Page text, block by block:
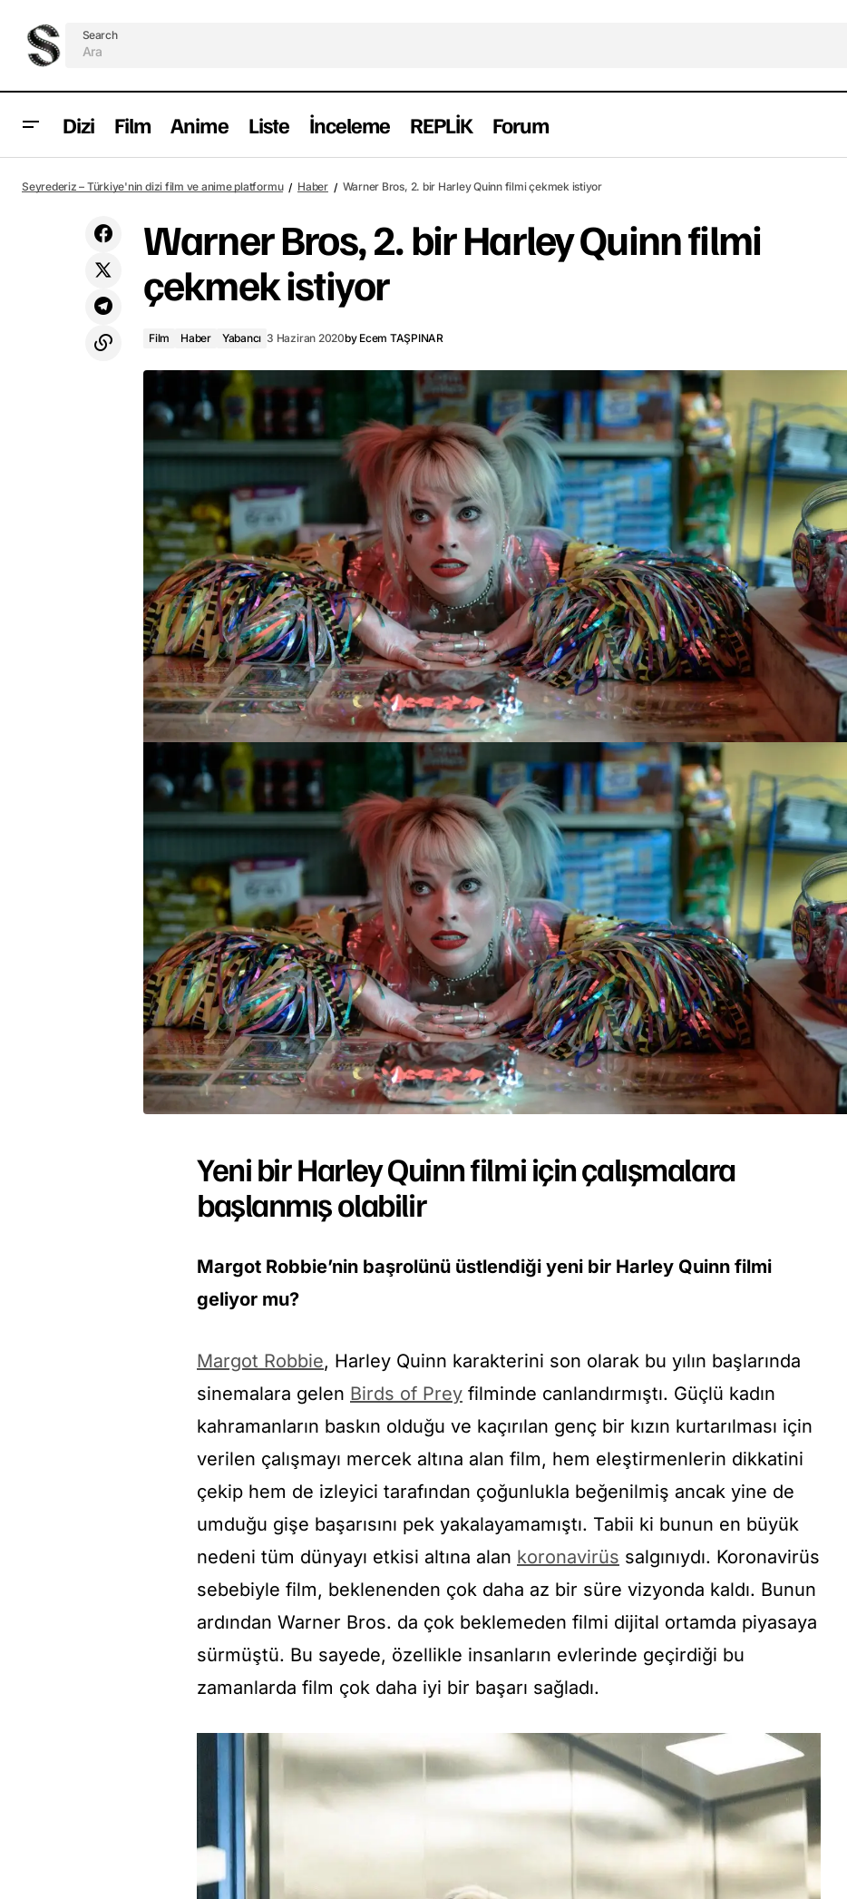
Search
Dizi Film Anime Liste İnceleme REPLİK Forum
Enfant Terrible'dan fragman geldi
Film Haber Yabancı Warner Bros, 2. bir Harley Quinn filmi çekmek istiyor
Seyrederiz – Türkiye'nin dizi film ve anime platformu Haber Warner Bros, 2. bir Harley Quinn filmi çekmek istiyor
Warner Bros, 2. bir Harley Quinn filmi
çekmek istiyor
Film Haber Yabancı 3 Haziran 2020by Ecem TAŞPINAR
Yeni bir Harley Quinn filmi için çalışmalara
başlanmış olabilir
Margot Robbie’nin başrolünü üstlendiği yeni bir Harley Quinn filmi
geliyor mu?
Margot Robbie, Harley Quinn karakterini son olarak bu yılın başlarında
sinemalara gelen Birds of Prey filminde canlandırmıştı. Güçlü kadın
kahramanların baskın olduğu ve kaçırılan genç bir kızın kurtarılması için
verilen çalışmayı mercek altına alan film, hem eleştirmenlerin dikkatini
çekip hem de izleyici tarafından çoğunlukla beğenilmiş ancak yine de
umduğu gişe başarısını pek yakalayamamıştı. Tabii ki bunun en büyük
nedeni tüm dünyayı etkisi altına alan koronavirüs salgınıydı. Koronavirüs
sebebiyle film, beklenenden çok daha az bir süre vizyonda kaldı. Bunun
ardından Warner Bros. da çok beklemeden filmi dijital ortamda piyasaya
sürmüştü. Bu sayede, özellikle insanların evlerinde geçirdiği bu
zamanlarda film çok daha iyi bir başarı sağladı.